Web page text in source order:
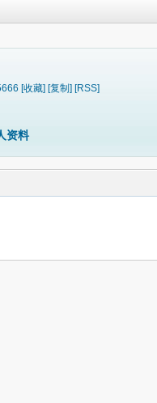
[收藏] [复制] [RSS]
资料